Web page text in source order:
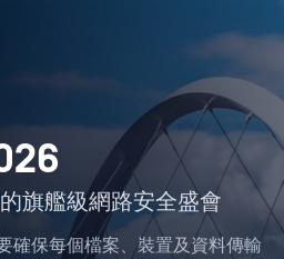
旗艦級網路安全盛會
確保每個檔案、裝置及資料傳輸